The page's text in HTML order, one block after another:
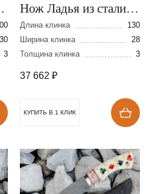
30
3
Нож Ладья из стали
CPM REX 121
Длина клинка
130
Ширина клинка
28
Толщина клинка
3
37 662 ₽
КУПИТЬ В 1 КЛИК